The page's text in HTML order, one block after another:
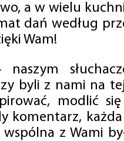
a w wielu
dań według
Wam!
byli z nami na
modlić
komentarz,
z Wami